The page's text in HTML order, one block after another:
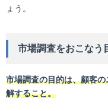
ょう。
市場調査をおこなう
市場調査の目的は、顧客
解すること。